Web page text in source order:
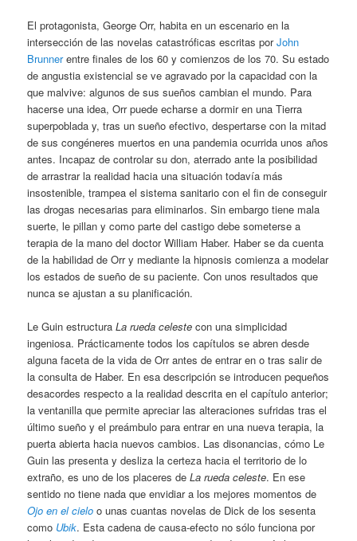
El protagonista, George Orr, habita en un escenario en la
intersección de las novelas catastróficas escritas porJohn
Brunnerentre finales de los 60 y comienzos de los 70. Su estado
de angustia existencial se ve agravado por la capacidad con la
que malvive: algunos de sus sueños cambian el mundo. Para
hacerse una idea, Orr puede echarse a dormir en una Tierra
superpoblada y, tras un sueño efectivo, despertarse con la mitad
de sus congéneres muertos en una pandemia ocurrida unos años
antes. Incapaz de controlar su don, aterrado ante la posibilidad
de arrastrar la realidad hacia una situación todavía más
insostenible, trampea el sistema sanitario con el fin de conseguir
las drogas necesarias para eliminarlos. Sin embargo tiene mala
suerte, le pillan y como parte del castigo debe someterse a
terapia de la mano del doctor William Haber. Haber se da cuenta
de la habilidad de Orr y mediante la hipnosis comienza a modelar
los estados de sueño de su paciente. Con unos resultados que
nunca se ajustan a su planificación.
Le Guin estructuraLa rueda celeste con una simplicidad
ingeniosa. Prácticamente todos los capítulos se abren desde
alguna faceta de la vida de Orr antes de entrar en o tras salir de
la consulta de Haber. En esa descripción se introducen pequeños
desacordes respecto a la realidad descrita en el capítulo anterior;
la ventanilla que permite apreciar las alteraciones sufridas tras el
último sueño y el preámbulo para entrar en una nueva terapia, la
puerta abierta hacia nuevos cambios. Las disonancias, cómo Le
Guin las presenta y desliza la certeza hacia el territorio de lo
extraño, es uno de los placeres deLa rueda celeste. En ese
sentido no tiene nada que envidiar a los mejores momentos de
Ojo en el cielo o unas cuantas novelas de Dick de los sesenta
como Ubik. Esta cadena de causa-efecto no sólo funciona por